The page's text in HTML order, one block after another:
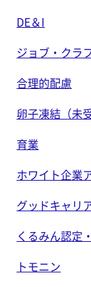
DE＆I
ジョブ・クラ
合理的配慮
卵子凍結（未
育業
ホワイト企業
グッドキャリ
くるみん認定
トモニン